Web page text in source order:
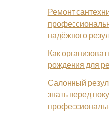
Ремонт
надёжного
Как
рождения для
Салонный
знать перед